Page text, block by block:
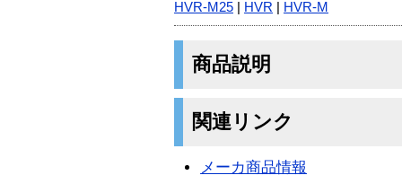
HVR-M25 HVR HVR-M
商品説明
関連リンク
メーカ商品情報